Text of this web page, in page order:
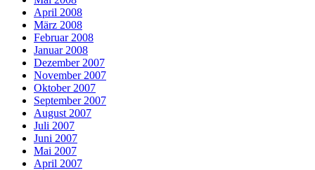
April 2008
März 2008
Februar 2008
Januar 2008
Dezember 2007
November 2007
Oktober 2007
September 2007
August 2007
Juli 2007
Juni 2007
Mai 2007
April 2007